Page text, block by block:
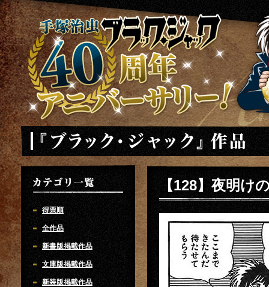
手塚治虫 ブラックジャック 40周年アニバーサリー
「ブラック・ジャック」
得票順
全作品
新書版掲載作品
文庫版掲載作品
新装版掲載作品
【128】夜明け